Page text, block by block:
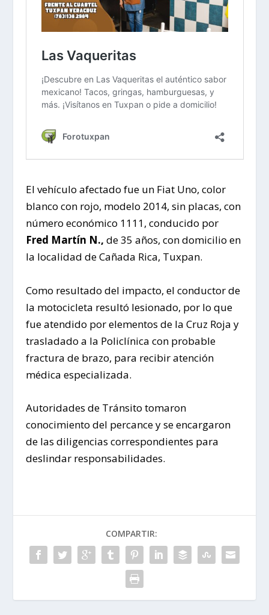
El vehículo afectado fue un Fiat Uno, color
blanco con rojo, modelo 2014, sin placas, con
número económico 1111, conducido por
Fred Martín N., de 35 años, con domicilio en
la localidad de Cañada Rica, Tuxpan.
Como resultado del impacto, el conductor de
la motocicleta resultó lesionado, por lo que
fue atendido por elementos de la Cruz Roja y
trasladado a la Policlínica con probable
fractura de brazo, para recibir atención
médica especializada.
Autoridades de Tránsito tomaron
conocimiento del percance y se encargaron
de las diligencias correspondientes para
deslindar responsabilidades.
COMPARTIR: